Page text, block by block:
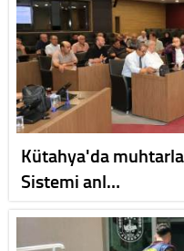
Kütahya'da
Sistemi anl…